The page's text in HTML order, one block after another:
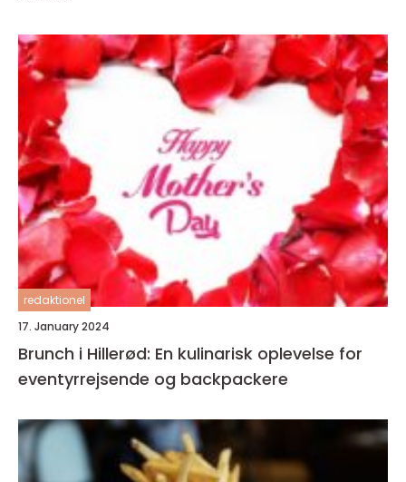
redaktionel
17. January 2024
Brunch i Hillerød: En kulinarisk oplevelse for
eventyrrejsende og backpackere